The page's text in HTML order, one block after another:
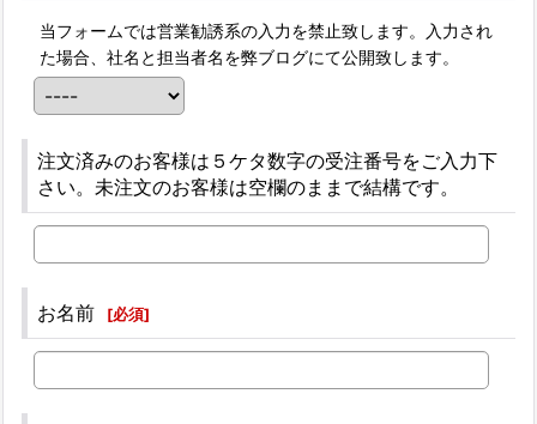
当フォームでは営業勧誘系の入力を禁止致します。入力され
た場合、社名と担当者名を弊ブログにて公開致します。
注文済みのお客様は５ケタ数字の受注番号をご入力下
さい。未注文のお客様は空欄のままで結構です。
お名前 [必須]